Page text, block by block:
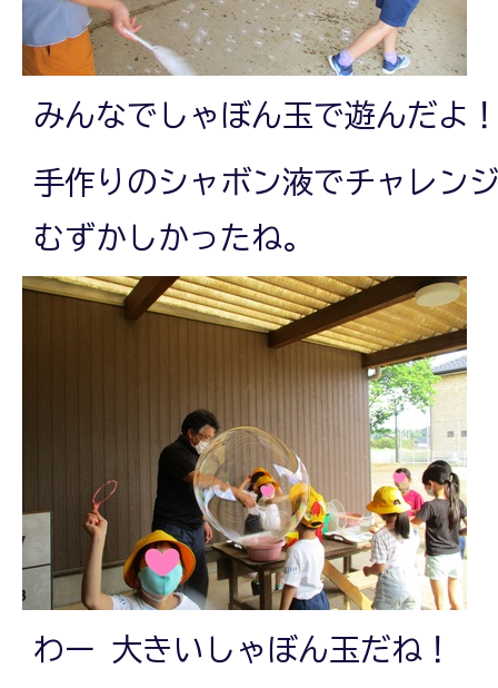
みんなでしゃぼん玉で遊んだよ
手作りのシャボン液でチャレン
むずかしかったね。
わー 大きいしゃぼん玉だね！